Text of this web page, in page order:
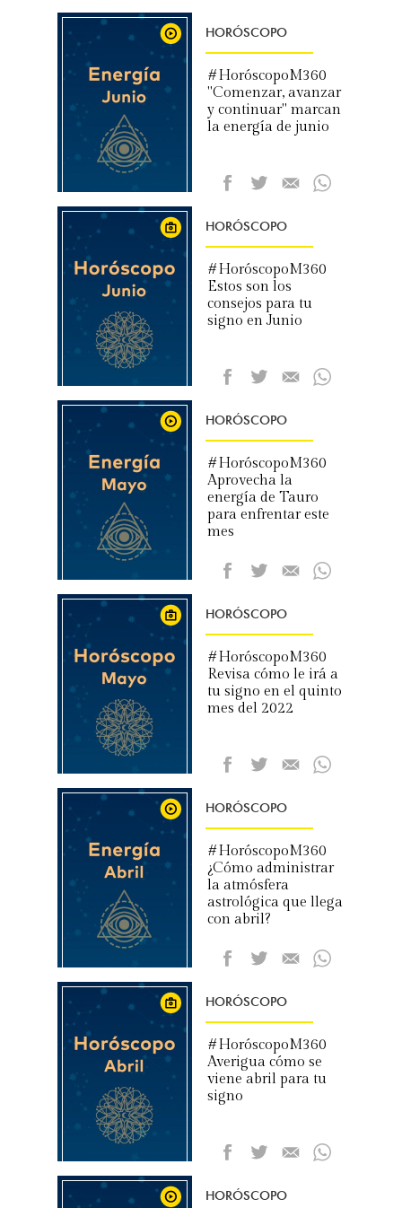
HORÓSCOPO
#HoróscopoM360
"Comenzar, avanzar
y continuar" marcan
la energía de junio
HORÓSCOPO
#HoróscopoM360
Estos son los
consejos para tu
signo en Junio
HORÓSCOPO
#HoróscopoM360
Aprovecha la
energía de Tauro
para enfrentar este
mes
HORÓSCOPO
#HoróscopoM360
Revisa cómo le irá a
tu signo en el quinto
mes del 2022
HORÓSCOPO
#HoróscopoM360
¿Cómo administrar
la atmósfera
astrológica que llega
con abril?
HORÓSCOPO
#HoróscopoM360
Averigua cómo se
viene abril para tu
signo
HORÓSCOPO